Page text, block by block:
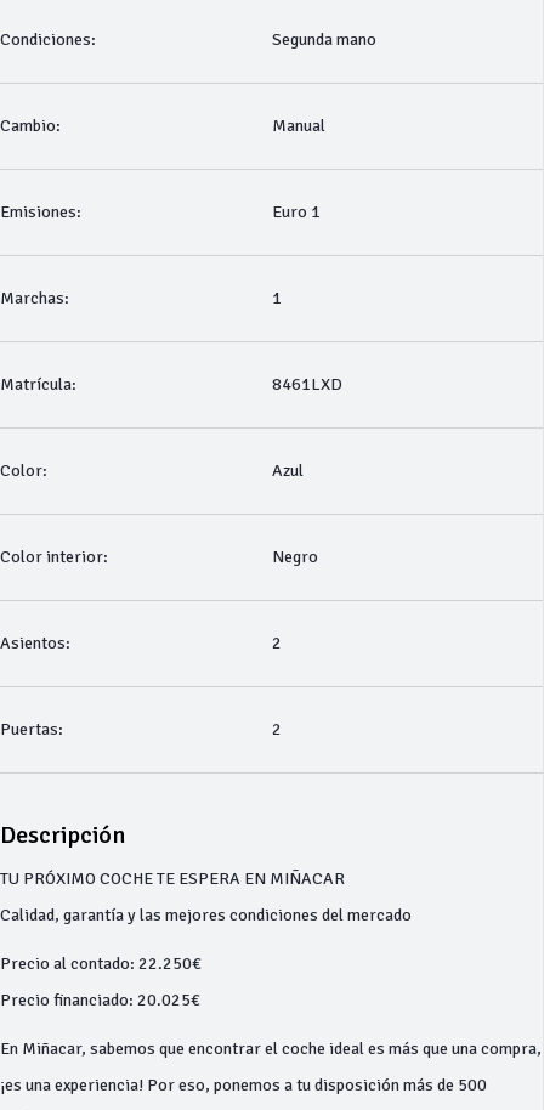
Condiciones: Segunda mano
Cambio: Manual
Emisiones: Euro 1
Marchas: 1
Matrícula: 8461LXD
Color: Azul
Color interior: Negro
Asientos: 2
Puertas: 2
Descripción
TU PRÓXIMO COCHE TE ESPERA EN MIÑACAR
Calidad, garantía y las mejores condiciones del mercado
Precio al contado: 22.250€
Precio financiado: 20.025€
En Miñacar, sabemos que encontrar el coche ideal es más que una compra,
¡es una experiencia! Por eso, ponemos a tu disposición más de 500